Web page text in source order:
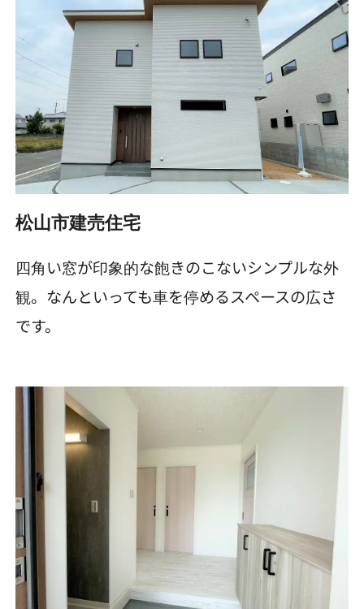
松山市建売住宅
四角い窓が印象的な飽きのこないシンプルな外
観。なんといっても車を停めるスペースの広さ
です。